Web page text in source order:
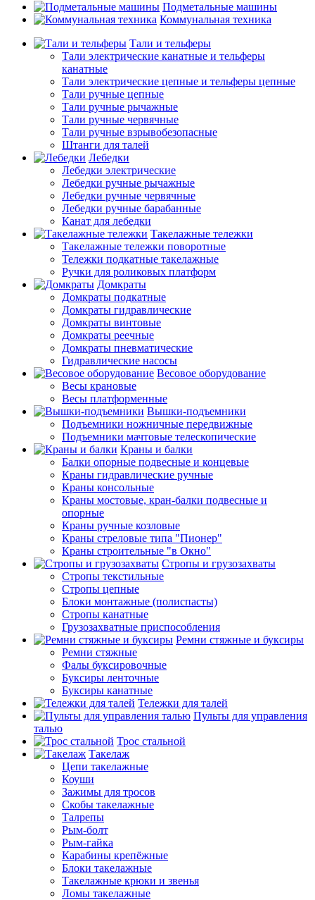
Подметальные машины
Коммунальная техника
Тали и тельферы
Тали электрические канатные и тельферы
канатные
Тали электрические цепные и тельферы цепные
Тали ручные цепные
Тали ручные рычажные
Тали ручные червячные
Тали ручные взрывобезопасные
Штанги для талей
Лебедки
Лебедки электрические
Лебедки ручные рычажные
Лебедки ручные червячные
Лебедки ручные барабанные
Канат для лебедки
Такелажные тележки
Такелажные тележки поворотные
Тележки подкатные такелажные
Ручки для роликовых платформ
Домкраты
Домкраты подкатные
Домкраты гидравлические
Домкраты винтовые
Домкраты реечные
Домкраты пневматические
Гидравлические насосы
Весовое оборудование
Весы крановые
Весы платформенные
Вышки-подъемники
Подъемники ножничные передвижные
Подъемники мачтовые телескопические
Краны и балки
Балки опорные подвесные и концевые
Краны гидравлические ручные
Краны консольные
Краны мостовые, кран-балки подвесные и
опорные
Краны ручные козловые
Краны стреловые типа "Пионер"
Краны строительные "в Окно"
Стропы и грузозахваты
Стропы текстильные
Стропы цепные
Блоки монтажные (полиспасты)
Стропы канатные
Грузозахватные приспособления
Ремни стяжные и буксиры
Ремни стяжные
Фалы буксировочные
Буксиры ленточные
Буксиры канатные
Тележки для талей
Пульты для управления
талью
Трос стальной
Такелаж
Цепи такелажные
Коуши
Зажимы для тросов
Скобы такелажные
Талрепы
Рым-болт
Рым-гайка
Карабины крепёжные
Блоки такелажные
Такелажные крюки и звенья
Ломы такелажные